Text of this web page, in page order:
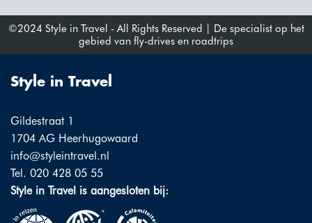
©2024 Style in Travel - All Rights Reserved | De specialist op het
gebied van fly-drives en roadtrips
Style in Travel
Gildestraat 1
1704 AG Heerhugowaard
info@styleintravel.nl
Tel. 020 428 05 55
Style in Travel is aangesloten bij: